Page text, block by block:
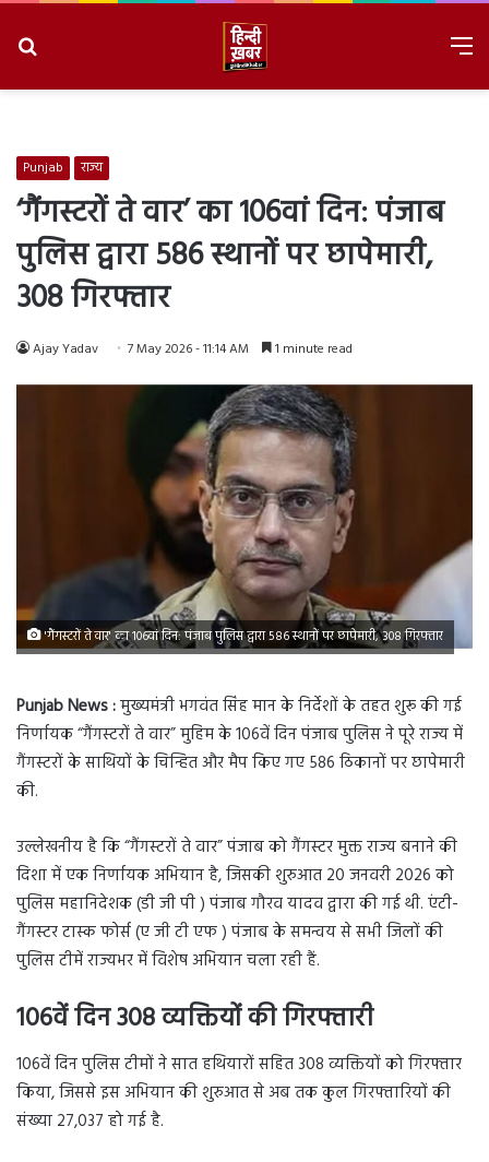
Punjab राज्य
‘गैंगस्टरों ते वार’ का 106वां दिन: पंजाब
पुलिस द्वारा 586 स्थानों पर छापेमारी,
308 गिरफ्तार
Ajay Yadav 7 May 2026 - 11:14 AM 1 minute read
'गैंगस्टरों ते वार' का 106वां दिन: पंजाब पुलिस द्वारा 586 स्थानों पर छापेमारी, 308 गिरफ्तार
Punjab News :मुख्यमंत्री भगवंत सिंह मान के निर्देशों के तहत शुरू की गई
निर्णायक “गैंगस्टरों ते वार” मुहिम के 106वें दिन पंजाब पुलिस ने पूरे राज्य में
गैंगस्टरों के साथियों के चिन्हित और मैप किए गए 586 ठिकानों पर छापेमारी
की.
उल्लेखनीय है कि “गैंगस्टरों ते वार” पंजाब को गैंगस्टर मुक्त राज्य बनाने की
दिशा में एक निर्णायक अभियान है, जिसकी शुरुआत 20 जनवरी 2026 को
पुलिस महानिदेशक (डी जी पी ) पंजाब गौरव यादव द्वारा की गई थी. एंटी-
गैंगस्टर टास्क फोर्स (ए जी टी एफ ) पंजाब के समन्वय से सभी जिलों की
पुलिस टीमें राज्यभर में विशेष अभियान चला रही हैं.
106वें दिन 308 व्यक्तियों की गिरफ्तारी
106वें दिन पुलिस टीमों ने सात हथियारों सहित 308 व्यक्तियों को गिरफ्तार
किया, जिससे इस अभियान की शुरुआत से अब तक कुल गिरफ्तारियों की
संख्या 27,037 हो गई है.